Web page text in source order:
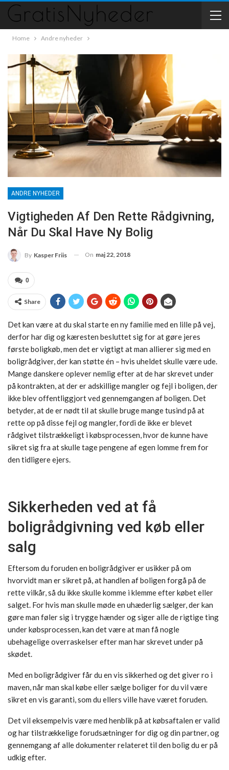
Home Andre nyheder
ANDRE NYHEDER
Vigtigheden Af Den Rette Rådgivning,
Når Du Skal Have Ny Bolig
By Kasper Friis On maj 22, 2018
0
Share
Det kan være at du skal starte en ny familie med en lille på vej,
derfor har dig og kæresten besluttet sig for at gøre jeres
første boligkøb, men det er vigtigt at man allierer sig med en
boligrådgiver, der kan støtte én – hvis uheldet skulle være ude.
Mange danskere oplever nemlig efter at de har skrevet under
på kontrakten, at der er adskillige mangler og fejl i boligen, der
ikke blev offentliggjort ved gennemgangen af boligen. Det
betyder, at de er nødt til at skulle bruge mange tusind på at
rette op på disse fejl og mangler, fordi de ikke er blevet
rådgivet tilstrækkeligt i købsprocessen, hvor de kunne have
sikret sig fra at skulle tage pengene af egen lomme frem for
den tidligere ejers.
Sikkerheden ved at få
boligrådgivning ved køb eller
salg
Eftersom du foruden en boligrådgiver er usikker på om
hvorvidt man er sikret på, at handlen af boligen forgå på de
rette vilkår, så du ikke skulle komme i klemme efter købet eller
salget. For hvis man skulle møde en uhæderlig sælger, der kan
gøre man føler sig i trygge hænder og siger alle de rigtige ting
under købsprocessen, kan det være at man få nogle
ubehagelige overraskelser efter man har skrevet under på
skødet.
Med en boligrådgiver får du en vis sikkerhed og det giver ro i
maven, når man skal købe eller sælge boliger for du vil være
sikret en vis garanti, som du ellers ville have været foruden.
Det vil eksempelvis være med henblik på at købsaftalen er valid
og har tilstrækkelige forudsætninger for dig og din partner, og
gennemgang af alle dokumenter relateret til den bolig du er på
udkig efter.